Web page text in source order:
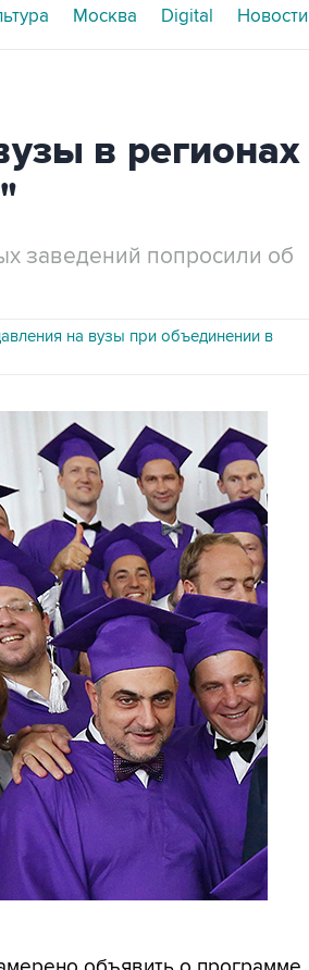
Москва Digital Новости
в регионах
заведений попросили об
на вузы при объединении в